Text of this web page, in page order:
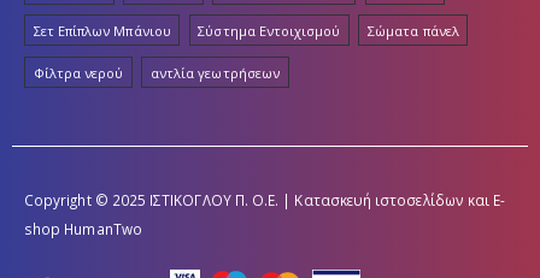
Σετ Επίπλων Μπάνιου Σύστημα Εντοιχισμού Σώματα πάνελ
Φίλτρα νερού αντλία γεωτρήσεων
Copyright © 2025 ΙΣΤΙΚΟΓΛΟΥ Π. Ο.Ε. | Κατασκευή ιστοσελίδων και E-
shop HumanTwo